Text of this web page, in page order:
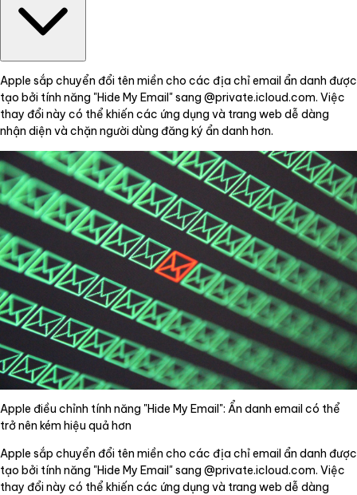
Apple sắp chuyển đổi tên miền cho các địa chỉ email ẩn danh được
tạo bởi tính năng "Hide My Email" sang @private.icloud.com. Việc
thay đổi này có thể khiến các ứng dụng và trang web dễ dàng
nhận diện và chặn người dùng đăng ký ẩn danh hơn.
Apple điều chỉnh tính năng "Hide My Email": Ẩn danh email có thể
trở nên kém hiệu quả hơn
Apple sắp chuyển đổi tên miền cho các địa chỉ email ẩn danh được
tạo bởi tính năng "Hide My Email" sang @private.icloud.com. Việc
thay đổi này có thể khiến các ứng dụng và trang web dễ dàng